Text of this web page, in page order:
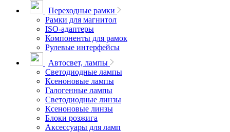
Переходные рамки
Рамки для магнитол
ISO-адаптеры
Компоненты для рамок
Рулевые интерфейсы
Автосвет, лампы
Светодиодные лампы
Ксеноновые лампы
Галогенные лампы
Светодиодные линзы
Ксеноновые линзы
Блоки розжига
Аксессуары для ламп